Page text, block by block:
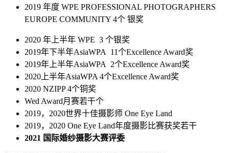
2019 年度 WPE PROFESSIONAL PHOTOGRAPHERS
EUROPE COMMUNITY 4个 银奖
2020 年上半年 WPE 3 个银奖
2019年下半年AsiaWPA 11个Excellence Award奖
2019年上半年AsiaWPA 2个Excellence Award奖
2020上半年AsiaWPA 4个Excellence Award奖
2020 NZIPP 4个铜奖
Wed Award月赛若干个
2019，2020世界十佳摄影师 One Eye Land
2019，2020 One Eye Land年度摄影比赛获奖若干
2021 国际婚纱摄影大赛评委